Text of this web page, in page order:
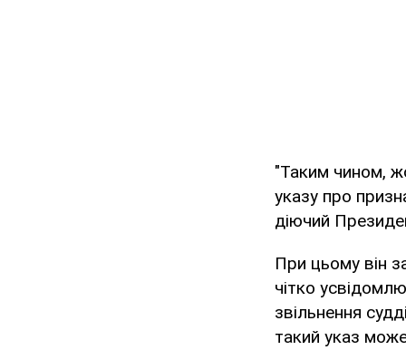
"Таким чином,
указу про
діючий
При цьому він
чітко
звільнення
такий указ